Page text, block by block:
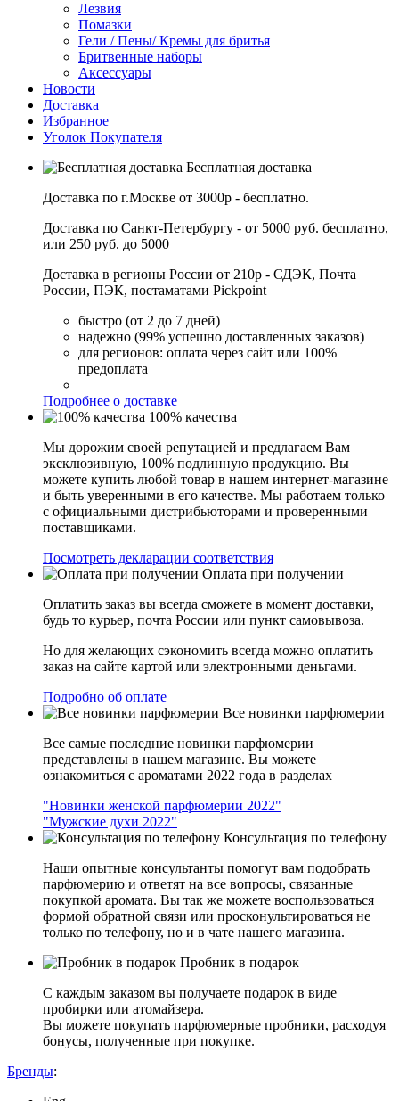
Лезвия
Помазки
Гели / Пены/ Кремы для бритья
Бритвенные наборы
Аксессуары
Новости
Доставка
Избранное
Уголок Покупателя
Бесплатная доставка
Доставка по г.Москве от 3000р - бесплатно.
Доставка по Санкт-Петербургу - от 5000 руб. бесплатно,
или 250 руб. до 5000
Доставка в регионы России от 210р - СДЭК, Почта
России, ПЭК, постаматами Pickpoint
быстро (от 2 до 7 дней)
надежно (99% успешно доставленных заказов)
для регионов: оплата через сайт или 100%
предоплата
Подробнее о доставке
100% качества
Мы дорожим своей репутацией и предлагаем Вам
эксклюзивную, 100% подлинную продукцию. Вы
можете купить любой товар в нашем интернет-магазине
и быть уверенными в его качестве. Мы работаем только
с официальными дистрибьюторами и проверенными
поставщиками.
Посмотреть декларации соответствия
Оплата при получении
Оплатить заказ вы всегда сможете в момент доставки,
будь то курьер, почта России или пункт самовывоза.
Но для желающих сэкономить всегда можно оплатить
заказ на сайте картой или электронными деньгами.
Подробно об оплате
Все новинки парфюмерии
Все самые последние новинки парфюмерии
представлены в нашем магазине. Вы можете
ознакомиться с ароматами 2022 года в разделах
"Новинки женской парфюмерии 2022"
"Мужские духи 2022"
Консультация по телефону
Наши опытные консультанты помогут вам подобрать
парфюмерию и ответят на все вопросы, связанные
покупкой аромата. Вы так же можете воспользоваться
формой обратной связи или просконультироваться не
только по телефону, но и в чате нашего магазина.
Пробник в подарок
С каждым заказом вы получаете подарок в виде
пробирки или атомайзера.
Вы можете покупать парфюмерные пробники, расходуя
бонусы, полученные при покупке.
Бренды: